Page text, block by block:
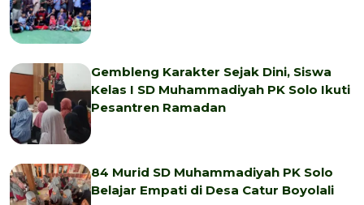
Gembleng Karakter Sejak Dini, Siswa
Kelas I SD Muhammadiyah PK Solo Ikuti
Pesantren Ramadan
84 Murid SD Muhammadiyah PK Solo
Belajar Empati di Desa Catur Boyolali